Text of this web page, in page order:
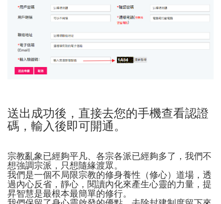
送出成功後，直接去您的手機查看認證
碼，輸入後即可開通。
宗教亂象已經夠平凡、各宗各派已經夠多了，我們不
想強調宗派，只想隨緣渡眾。
我們是一個不局限宗教的修身養性（修心）道場，透
過內心反省，靜心，閱讀內化來產生心靈的力量，提
昇智慧是最根本最簡單的修行。